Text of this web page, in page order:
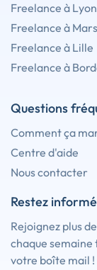
Freelance à Lyon
Freelance à
Freelance à Lille
Freelance à
Questions
Comment ça
Centre d'aide
Nous contacter
Restez informé
Rejoignez plus
chaque semaine
votre boîte mail !